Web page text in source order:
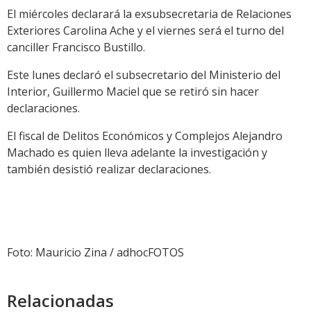
El miércoles declarará la exsubsecretaria de Relaciones
Exteriores Carolina Ache y el viernes será el turno del
canciller Francisco Bustillo.
Este lunes declaró el subsecretario del Ministerio del
Interior, Guillermo Maciel que se retiró sin hacer
declaraciones.
El fiscal de Delitos Económicos y Complejos Alejandro
Machado es quien lleva adelante la investigación y
también desistió realizar declaraciones.
Foto: Mauricio Zina / adhocFOTOS
Relacionadas